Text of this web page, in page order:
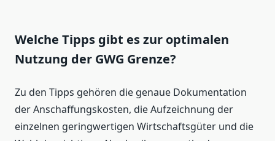
Welche Tipps gibt es zur optimalen
Nutzung der GWG Grenze?
Zu den Tipps gehören die genaue Dokumentation
der Anschaffungskosten, die Aufzeichnung der
einzelnen geringwertigen Wirtschaftsgüter und die